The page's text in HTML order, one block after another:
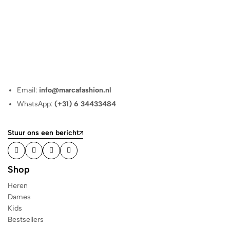
Email: info@marcafashion.nl
WhatsApp:(+31) 6 34433484
Stuur ons een bericht
Shop
Heren
Dames
Kids
Bestsellers